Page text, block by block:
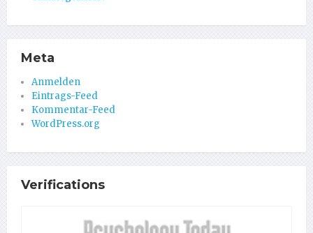
Meta
Anmelden
Eintrags-Feed
Kommentar-Feed
WordPress.org
Verifications